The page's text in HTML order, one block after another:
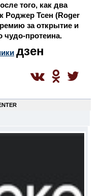
того, как два
Роджер Тсен (Roger
за открытие и
чудо-протеина.
дзен